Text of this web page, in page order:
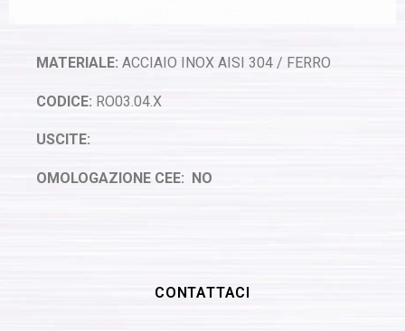
MATERIALE: ACCIAIO INOX AISI 304 / FERRO
CODICE: RO03.04.X
USCITE:
OMOLOGAZIONE CEE: NO
CONTATTACI